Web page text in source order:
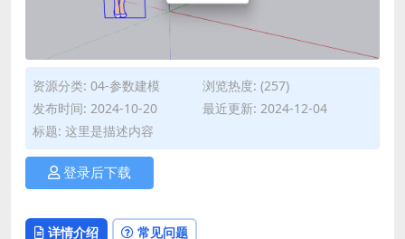
资源分类: 04-参数建模
浏览热度: (257)
发布时间: 2024-10-20
最近更新: 2024-12-04
标题: 这里是描述内容
登录后下载
详情介绍 常见问题